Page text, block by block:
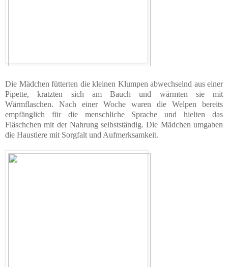
Die Mädchen fütterten die kleinen Klumpen abwechselnd aus einer
Pipette, kratzten sich am Bauch und wärmten sie mit
Wärmflaschen. Nach einer Woche waren die Welpen bereits
empfänglich für die menschliche Sprache und hielten das
Fläschchen mit der Nahrung selbstständig. Die Mädchen umgaben
die Haustiere mit Sorgfalt und Aufmerksamkeit.